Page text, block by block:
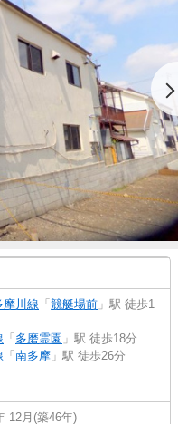
摩川線 「 競艇場前 」駅 徒歩1
「 多磨霊園 」駅 徒歩18分
「 南多摩 」駅 徒歩26分
12月(築46年)